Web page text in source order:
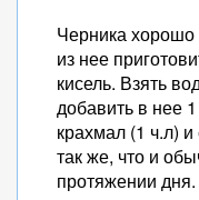
Черника
из нее
кисель. Взять
добавить в нее
крахмал (1 ч.л)
так же, что и
протяжении дня.